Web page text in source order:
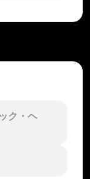
ク・ヘ